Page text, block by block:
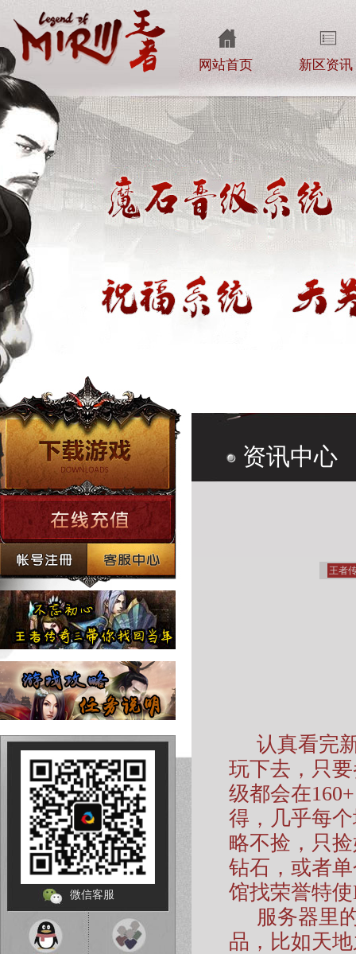
网站首页 新区资讯
微信客服
资讯中心
王者
认真看完新
玩下去，只
级都会在
得，几乎每
略不捡，只
钻石，或者
馆找荣誉特
服务器里的
品，比如天